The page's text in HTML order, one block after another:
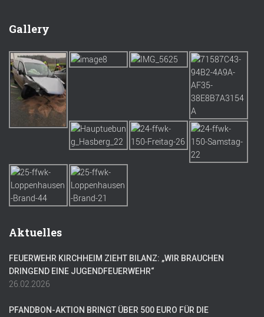
Gallery
Aktuelles
FEUERWEHR KIRCHHEIM ZIEHT BILANZ: „WIR BRAUCHEN
DRINGEND EINE JUGENDFEUERWEHR“
26.02.2026
PFANDBON-AKTION BRINGT ÜBER 500 EURO FÜR DIE